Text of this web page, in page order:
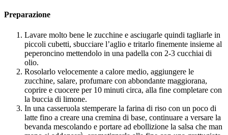
Preparazione
Lavare molto bene le zucchine e asciugarle quindi tagliarle in
piccoli cubetti, sbucciare l’aglio e tritarlo finemente insieme al
peperoncino mettendolo in una padella con 2-3 cucchiai di
olio.
Rosolarlo velocemente a calore medio, aggiungere le
zucchine, salare, profumare con abbondante maggiorana,
coprire e cuocere per 10 minuti circa, alla fine completare con
la buccia di limone.
In una casseruola stemperare la farina di riso con un poco di
latte fino a creare una cremina di base, continuare a versare la
bevanda mescolando e portare ad ebollizione la salsa che man